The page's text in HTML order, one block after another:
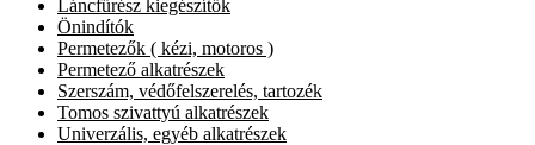
Láncfűrész kiegészítők
Önindítók
Permetezők ( kézi, motoros )
Permetező alkatrészek
Szerszám, védőfelszerelés, tartozék
Tomos szivattyú alkatrészek
Univerzális, egyéb alkatrészek